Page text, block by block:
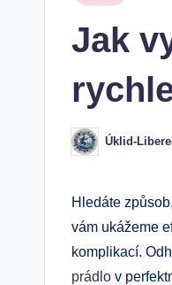
Jak
Posted
by
Úklid-
Hledáte
vám ukážeme
komplikací.
prádlo v